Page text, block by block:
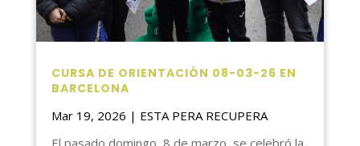
CURSA DE ORIENTACIÓN 08-03-26 EN
BARCELONA
Mar 19, 2026 | ESTA PERA RECUPERA
El pasado domingo, 8 de marzo, se celebró la